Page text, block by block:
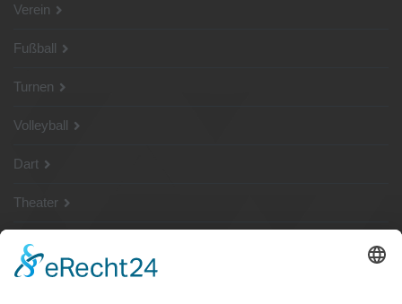
Verein
Fußball
Turnen
Volleyball
Dart
Theater
SG Shop
Sponsoren